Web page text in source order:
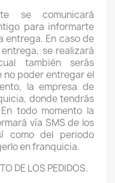
se comunicará
para informarte
entrega. En caso de
se realizará
también serás
no poder entregar el
la empresa de
donde tendrás
todo momento la
vía SMS de los
como del periodo
en franquicia.
DE LOS PEDIDOS.